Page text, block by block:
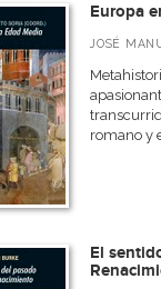
Europa
JOSÉ
romano y
El